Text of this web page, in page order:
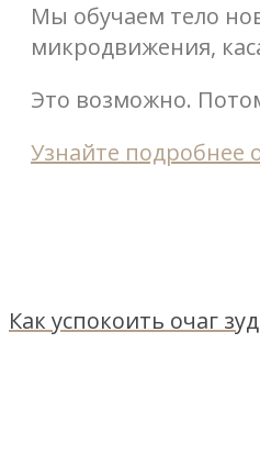
Мы обучаем тело
микродвижения,
Это возможно.
Узнайте подробнее
Как успокоить очаг